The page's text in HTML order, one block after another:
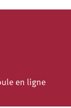
en ligne